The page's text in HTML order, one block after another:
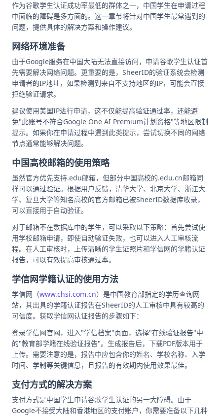
作为谷歌学生认证成功率最低的群体之一，中国学生在申请过程
中面临的障碍是多方面的。这一章节将针对中国学生最常遇到的
问题，提供具体的解决方案和操作建议。
网络环境准备
由于Google服务在中国大陆无法直接访问，申请谷歌学生认证首
先需要解决网络问题。更重要的是，SheerID的验证系统会检测
申请者的IP地址，如果检测到来自不支持地区的IP，可能会直接
拒绝验证请求。
建议使用美国IP进行申请，这不仅能提高验证通过率，还能避
免"此账号不符合Google One AI Premium计划资格"等地区限制
提示。如果你在申请过程中遇到此类提示，尝试切换不同的网络
节点通常能够解决问题。
中国高校邮箱的使用策略
虽然官方优先支持.edu邮箱，但部分中国高校的.edu.cn邮箱同
样可以通过验证。根据用户反馈，清华大学、北京大学、浙江大
学、复旦大学等知名高校的官方邮箱已被SheerID数据库收录，
可以直接用于自动验证。
对于邮箱不在数据库中的学生，可以采取以下策略：首先尝试使
用学校邮箱申请，即使自动验证失败，也可以进入人工审核流
程。在人工审核时，上传清晰的学生证照片和学信网的学籍认证
报告，可以有效提高审核通过率。
学信网学籍认证的使用方法
学信网（www.chsi.com.cn）是中国教育部指定的学历查询网
站，其出具的学籍认证报告在SheerID的人工审核中具有较高的
可信度。获取学信网认证报告的步骤如下：
登录学信网官网，进入"学信档案"页面，选择"在线验证报告"中
的"教育部学籍在线验证报告"。生成报告后，下载PDF版本用于
上传。需要注意的是，报告中应包含你的姓名、学校名称、入学
时间、学制等关键信息，且报告的有效期内使用效果最佳。
支付方式的解决方案
支付方式是中国学生申请谷歌学生认证的另一大障碍。由于
Google不接受大陆和香港地区的支付账户，你需要准备以下几种